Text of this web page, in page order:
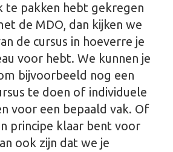
te pakken hebt gekregen
de MDO, dan kijken we
de cursus in hoeverre je
voor hebt. We kunnen je
bijvoorbeeld nog een
te doen of individuele
voor een bepaald vak. Of
principe klaar bent voor
ook zijn dat we je